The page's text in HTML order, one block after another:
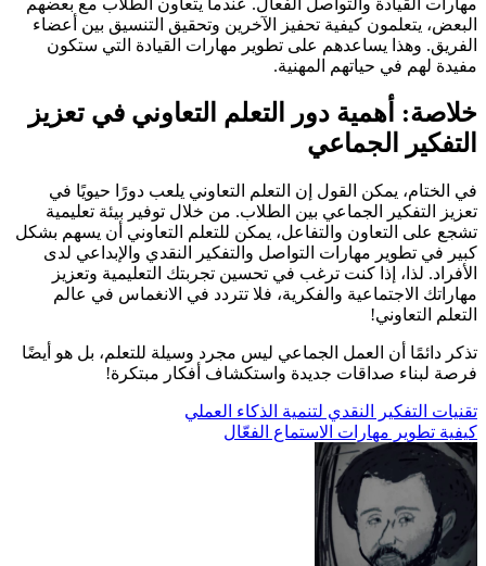
مهارات القيادة والتواصل الفعال. عندما يتعاون الطلاب مع بعضهم
البعض، يتعلمون كيفية تحفيز الآخرين وتحقيق التنسيق بين أعضاء
الفريق. وهذا يساعدهم على تطوير مهارات القيادة التي ستكون
مفيدة لهم في حياتهم المهنية.
خلاصة: أهمية دور التعلم التعاوني في تعزيز
التفكير الجماعي
في الختام، يمكن القول إن التعلم التعاوني يلعب دورًا حيويًا في
تعزيز التفكير الجماعي بين الطلاب. من خلال توفير بيئة تعليمية
تشجع على التعاون والتفاعل، يمكن للتعلم التعاوني أن يسهم بشكل
كبير في تطوير مهارات التواصل والتفكير النقدي والإبداعي لدى
الأفراد. لذا، إذا كنت ترغب في تحسين تجربتك التعليمية وتعزيز
مهاراتك الاجتماعية والفكرية، فلا تتردد في الانغماس في عالم
التعلم التعاوني!
تذكر دائمًا أن العمل الجماعي ليس مجرد وسيلة للتعلم، بل هو أيضًا
فرصة لبناء صداقات جديدة واستكشاف أفكار مبتكرة!
تصفّح
المقالات
تقنيات التفكير النقدي لتنمية الذكاء العملي
كيفية تطوير مهارات الاستماع الفعّال